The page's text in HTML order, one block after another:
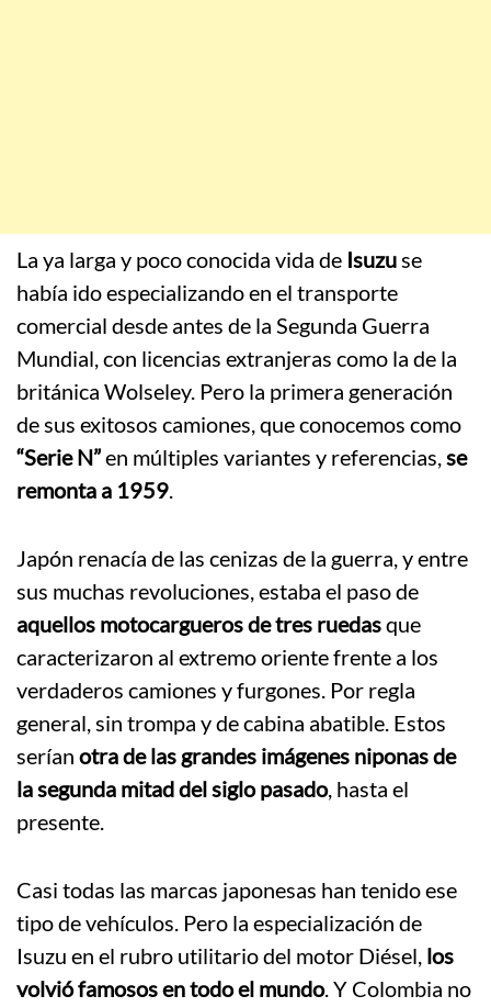
La ya larga y poco conocida vida de Isuzuse
había ido especializando en el transporte
comercial desde antes de la Segunda Guerra
Mundial, con licencias extranjeras como la de la
británica Wolseley. Pero la primera generación
de sus exitosos camiones, que conocemos como
“Serie N”en múltiples variantes y referencias,se
remonta a 1959.
Japón renacía de las cenizas de la guerra, y entre
sus muchas revoluciones, estaba el paso de
aquellos motocargueros de tres ruedasque
caracterizaron al extremo oriente frente a los
verdaderos camiones y furgones. Por regla
general, sin trompa y de cabina abatible. Estos
serían otra de las grandes imágenes niponas de
la segunda mitad del siglo pasado, hasta el
presente.
Casi todas las marcas japonesas han tenido ese
tipo de vehículos. Pero la especialización de
Isuzu en el rubro utilitario del motor Diésel, los
volvió famosos en todo el mundo. Y Colombia no